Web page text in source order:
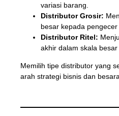
variasi barang.
Distributor Grosir:
besar kepada pengecer
Distributor Ritel:
akhir dalam skala besar
Memilih tipe distributor yang
arah strategi bisnis dan